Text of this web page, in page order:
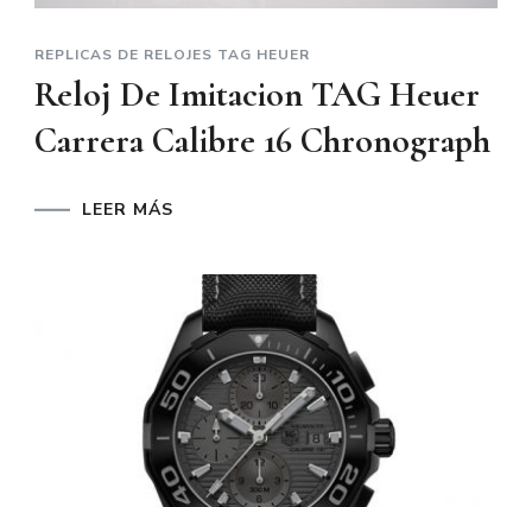
REPLICAS DE RELOJES TAG HEUER
Reloj De Imitacion TAG Heuer
Carrera Calibre 16 Chronograph
LEER MÁS